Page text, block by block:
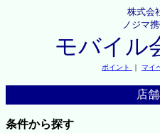
株式会
ノジマ
モバイル
ポイント ｜ マイ
店
条件から探す